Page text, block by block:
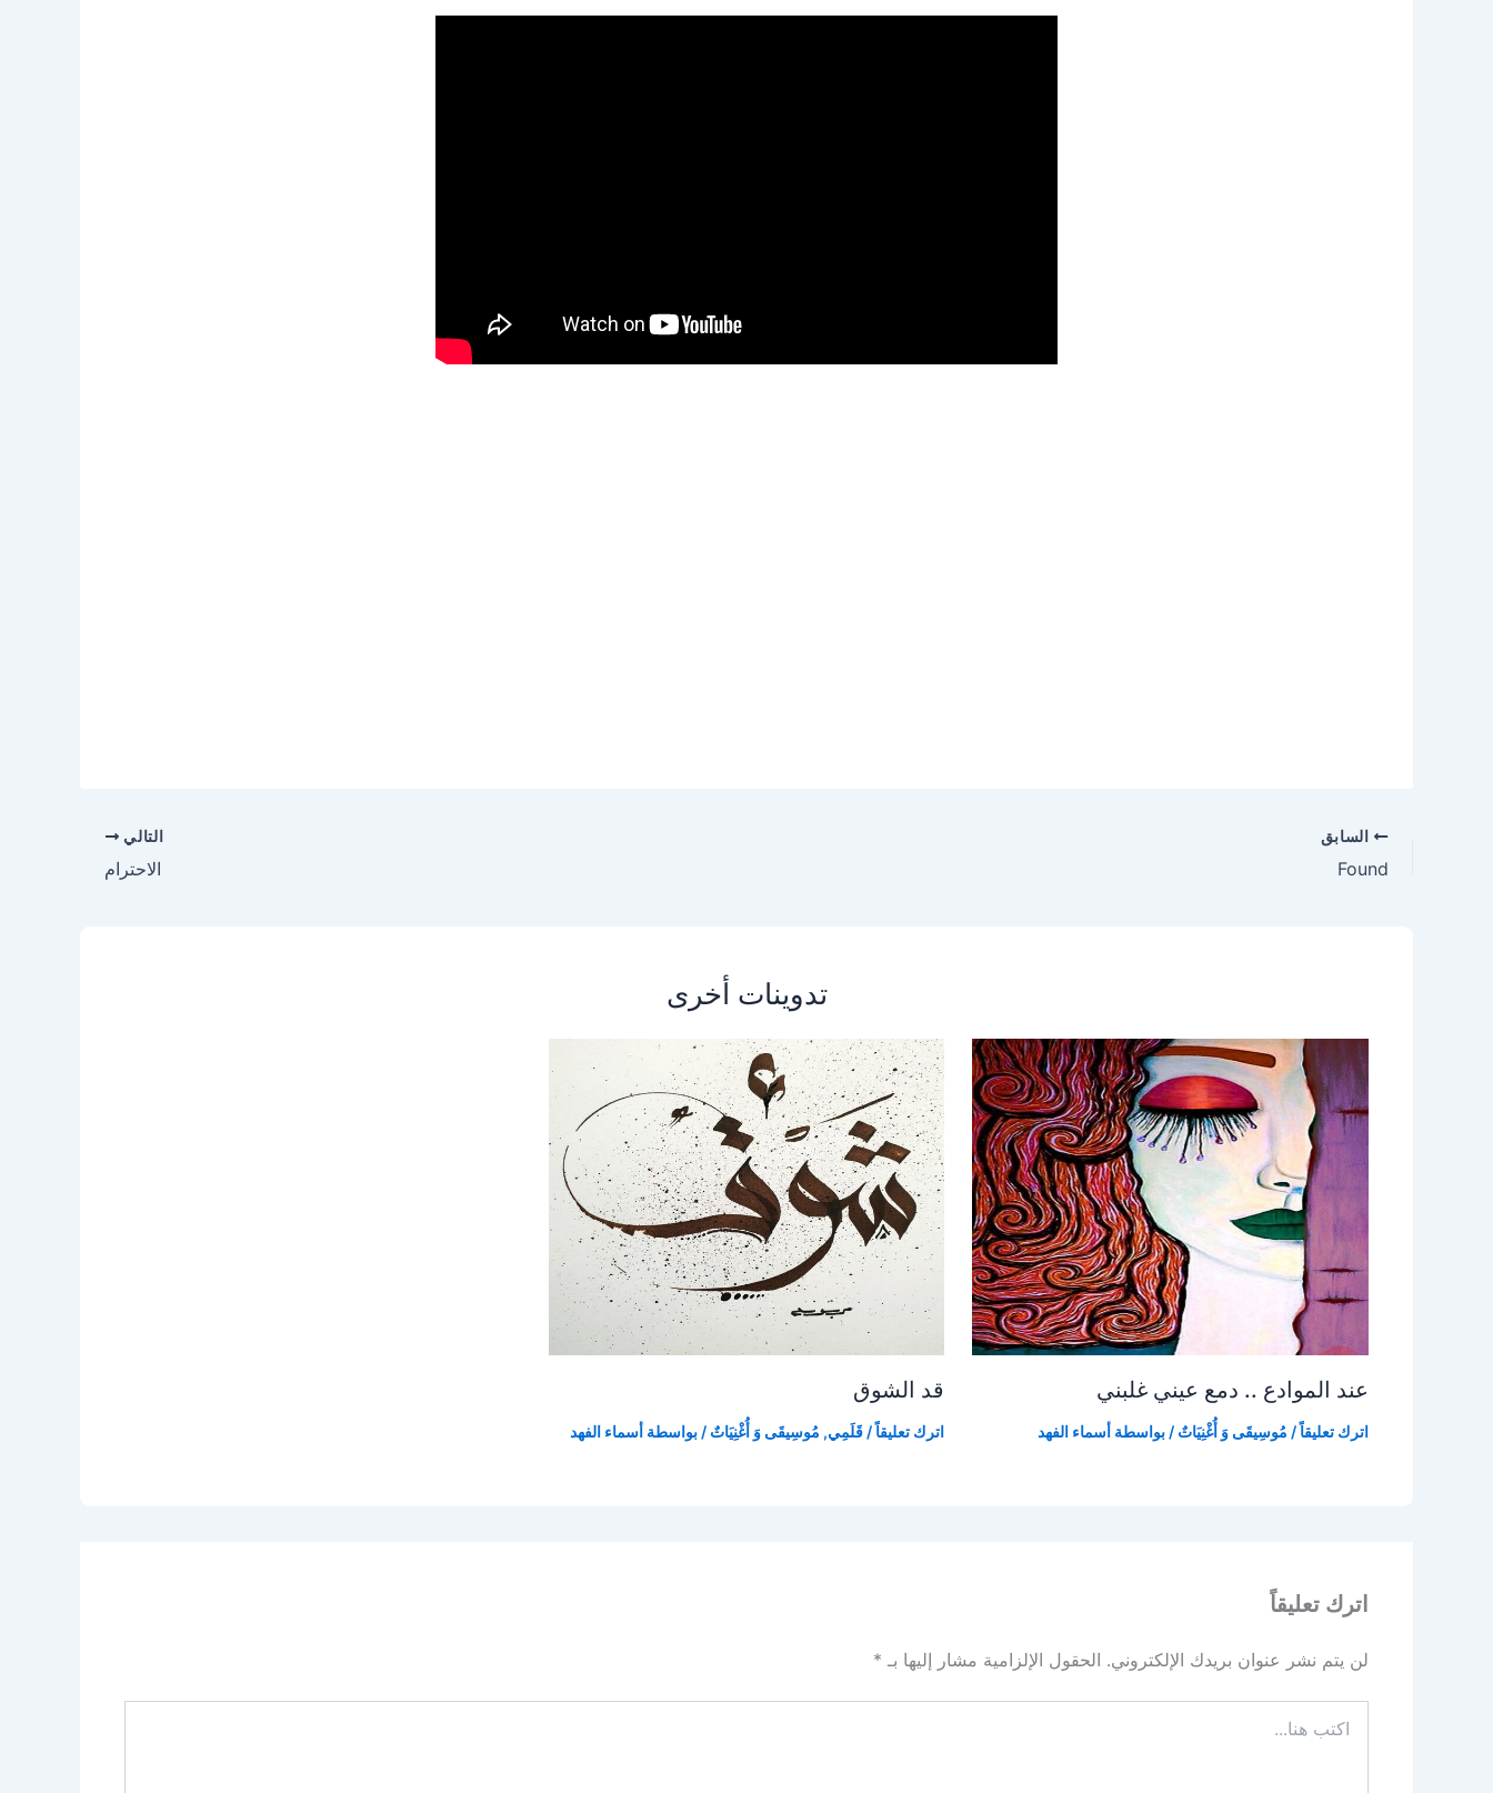
السابق
Found
التالي
الاحترام
تدوينات أخرى
عند الموادع .. دمع عيني غلبني
اترك تعليقاً/ مُوسِيقَى وَ أُغْنِيَاتٌ / بواسطة أسماء الفهد
قد الشوق
اترك تعليقاً/ قَلَمِي, مُوسِيقَى وَ أُغْنِيَاتٌ / بواسطة أسماء الفهد
اترك تعليقاً
لن يتم نشر عنوان بريدك الإلكتروني. الحقول الإلزامية مشار إليها بـ *
هنا...